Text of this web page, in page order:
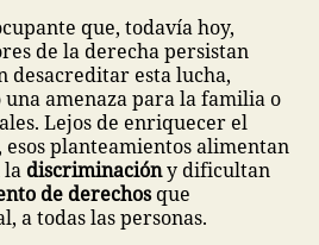
que, todavía hoy,
de la derecha persistan
desacreditar esta lucha,
amenaza para la familia o
Lejos de enriquecer el
planteamientos alimentan
la discriminacióny dificultan
de derechosque
a todas las personas.